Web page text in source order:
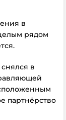
в
рядом
в
партнёрство